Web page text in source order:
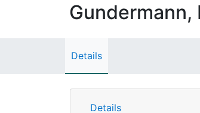
Gundermann,
Details
Details